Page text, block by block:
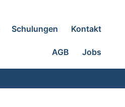
Schulungen Kontakt
AGB Jobs